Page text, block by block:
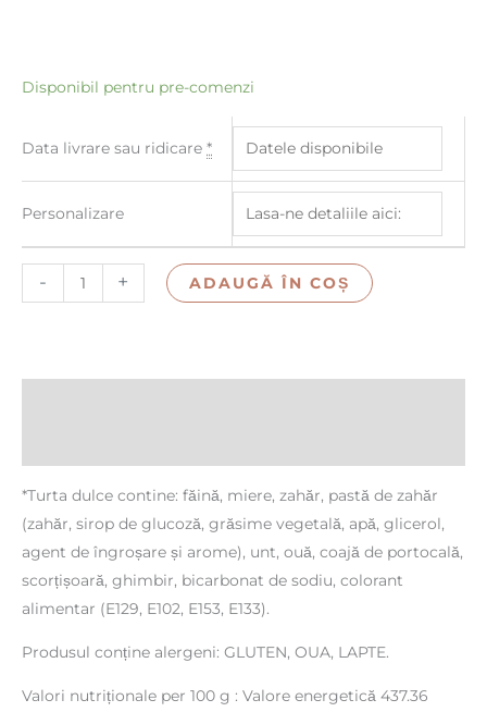
Disponibil pentru pre-comenzi
Data livrare sau ridicare *
Personalizare
- + ADAUGĂ ÎN COȘ
*Turta dulce contine: făină, miere, zahăr, pastă de zahăr
(zahăr, sirop de glucoză, grăsime vegetală, apă, glicerol,
agent de îngroșare și arome), unt, ouă, coajă de portocală,
scorțișoară, ghimbir, bicarbonat de sodiu, colorant
alimentar (E129, E102, E153, E133).
Produsul conține alergeni: GLUTEN, OUA, LAPTE.
Valori nutriționale per 100 g : Valore energetică 437.36